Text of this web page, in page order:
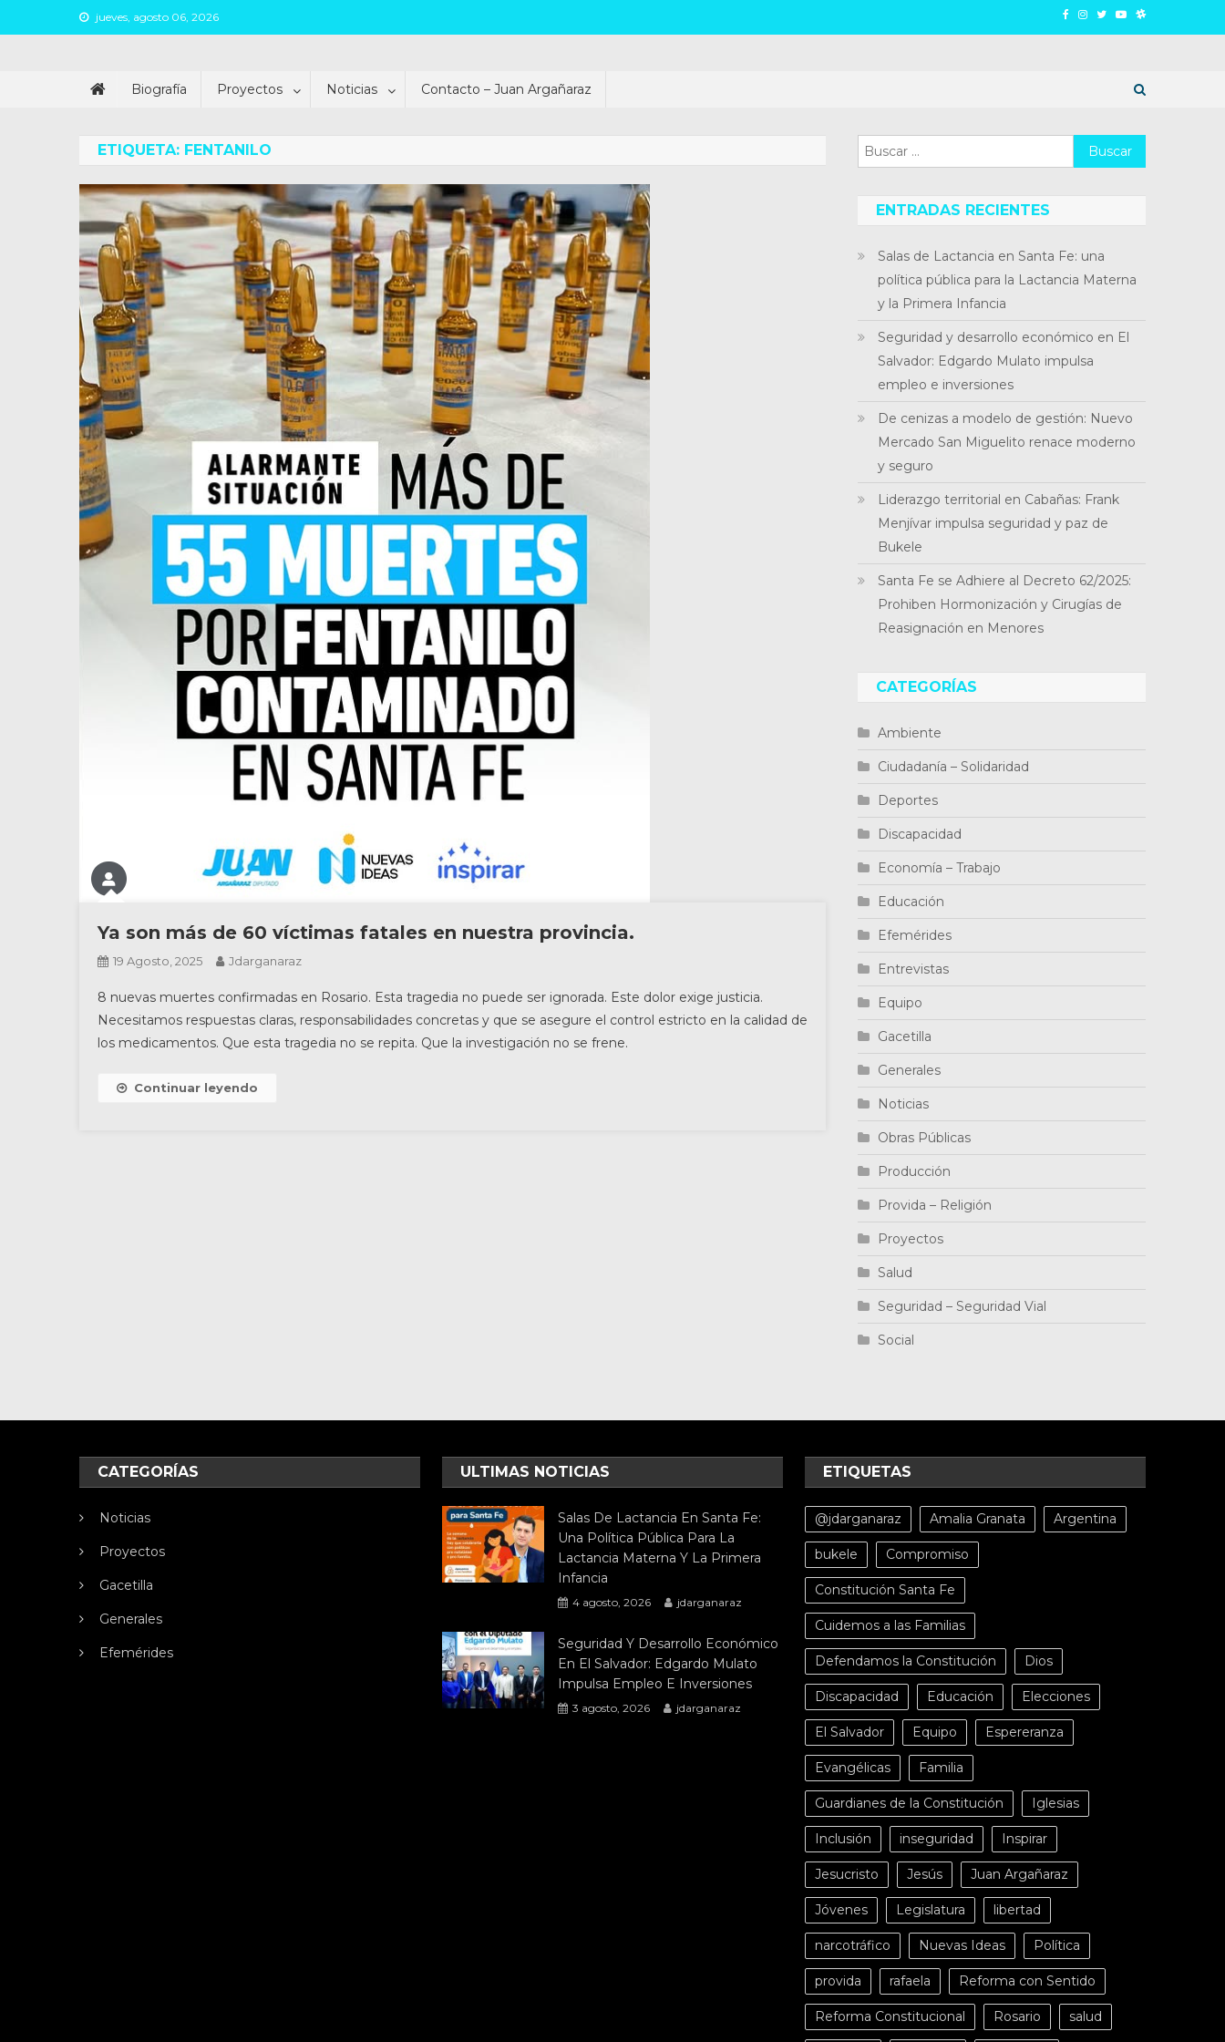
to
jueves, agosto 06, 2026
Biografía
Proyectos Noticias Contacto – Juan Argañaraz
ETIQUETA: FENTANILO
Ya son más de 60 víctimas fatales en nuestra provincia.
19 Agosto, 2025 Jdarganaraz
8 nuevas muertes confirmadas en Rosario. Esta tragedia no puede ser ignorada. Este dolor exige justicia.
Necesitamos respuestas claras, responsabilidades concretas y que se asegure el control estricto en la calidad de
los medicamentos. Que esta tragedia no se repita. Que la investigación no se frene.
Continuar leyendo
Buscar:
ENTRADAS RECIENTES
Salas de Lactancia en Santa Fe: una
política pública para la Lactancia Materna
y la Primera Infancia
Seguridad y desarrollo económico en El
Salvador: Edgardo Mulato impulsa
empleo e inversiones
De cenizas a modelo de gestión: Nuevo
Mercado San Miguelito renace moderno
y seguro
Liderazgo territorial en Cabañas: Frank
Menjívar impulsa seguridad y paz de
Bukele
Santa Fe se Adhiere al Decreto 62/2025:
Prohiben Hormonización y Cirugías de
Reasignación en Menores
CATEGORÍAS
Ambiente
Ciudadanía – Solidaridad
Deportes
Discapacidad
Economía – Trabajo
Educación
Efemérides
Entrevistas
Equipo
Gacetilla
Generales
Noticias
Obras Públicas
Producción
Provida – Religión
Proyectos
Salud
Seguridad – Seguridad Vial
Social
CATEGORÍAS
Noticias
Proyectos
Gacetilla
Generales
Efemérides
ULTIMAS NOTICIAS
Salas De Lactancia En Santa Fe:
Una Política Pública Para La
Lactancia Materna Y La Primera
Infancia
4 agosto, 2026 jdarganaraz
Seguridad Y Desarrollo Económico
En El Salvador: Edgardo Mulato
Impulsa Empleo E Inversiones
3 agosto, 2026 jdarganaraz
ETIQUETAS
@jdarganaraz Amalia Granata Argentina
bukele Compromiso
Constitución Santa Fe
Cuidemos a las Familias
Defendamos la Constitución Dios
Discapacidad Educación Elecciones
El Salvador Equipo Espereranza
Evangélicas Familia
Guardianes de la Constitución Iglesias
Inclusión inseguridad Inspirar
Jesucristo Jesús Juan Argañaraz
Jóvenes Legislatura libertad
narcotráfico Nuevas Ideas Política
provida rafaela Reforma con Sentido
Reforma Constitucional Rosario salud